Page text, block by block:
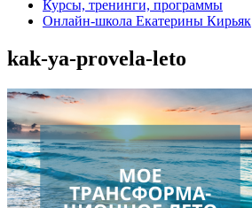
Курсы, тренинги, программы
Онлайн-школа Екатерины Кирьяк
kak-ya-provela-leto